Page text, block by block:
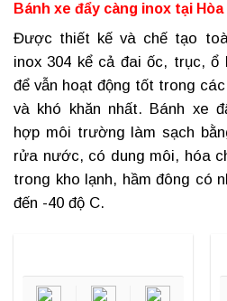
Bánh xe đẩy càng inox tại Hòa
Được thiết kế và chế tạo
inox 304 kể cả đai ốc, trục, ổ
để vẫn hoạt động tốt trong
và khó khăn nhất. Bánh xe
hợp môi trường làm sạch
rửa nước, có dung môi, hóa
trong kho lạnh, hầm đông có
đến -40 độ C.